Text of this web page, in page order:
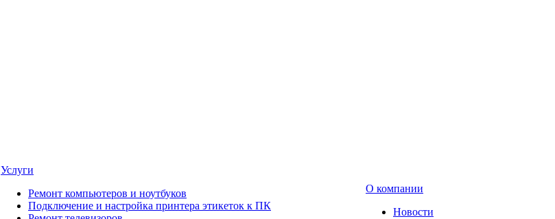
Услуги
Ремонт компьютеров и ноутбуков
Подключение и настройка принтера этикеток к ПК
О компании
Новости